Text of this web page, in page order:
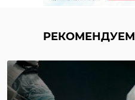
РЕКОМЕНДУЕМ